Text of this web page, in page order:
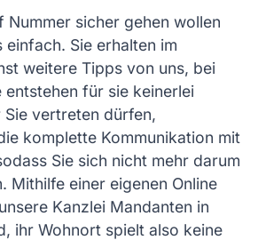
Nummer sicher gehen wollen
einfach. Sie erhalten im
weitere Tipps von uns, bei
entstehen für sie keinerlei
Sie vertreten dürfen,
komplette Kommunikation mit
Sie sich nicht mehr darum
Mithilfe einer eigenen Online
Kanzlei Mandanten in
ihr Wohnort spielt also keine